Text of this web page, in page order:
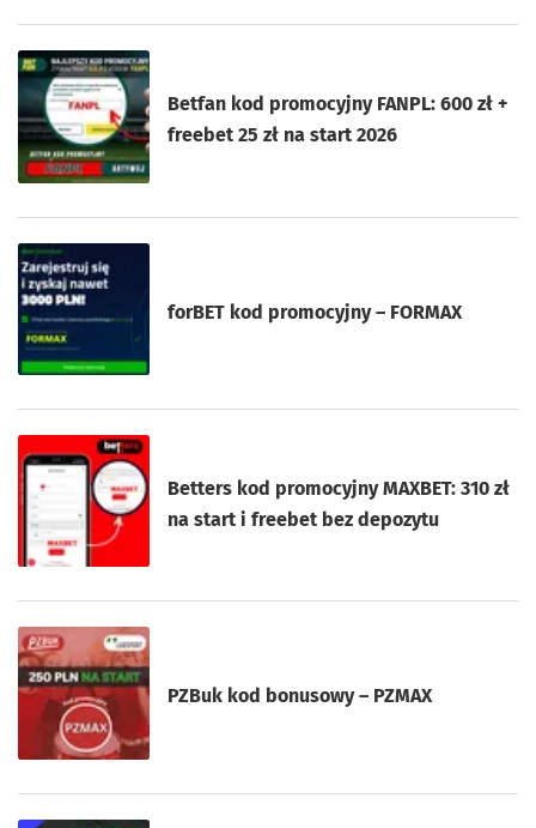
Betfan kod promocyjny FANPL: 600 zł +
freebet 25 zł na start 2026
forBET kod promocyjny – FORMAX
Betters kod promocyjny MAXBET: 310 zł
na start i freebet bez depozytu
PZBuk kod bonusowy – PZMAX